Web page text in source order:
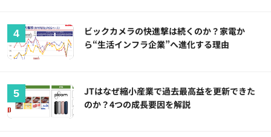
ビックカメラの快進撃は続くのか？家電か
ら“生活インフラ企業”へ進化する理由
JTはなぜ縮小産業で過去最高益を更新できた
のか？4つの成長要因を解説